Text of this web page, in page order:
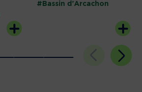
#Bassin d'Arcachon